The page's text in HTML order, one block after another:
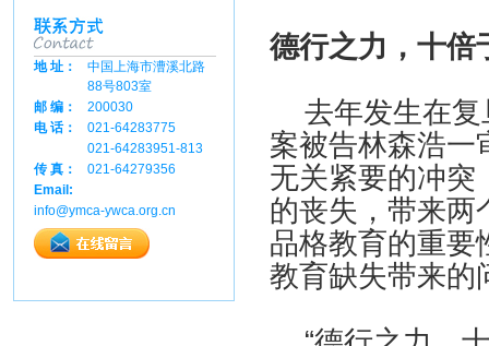
地 址：
中国上海市漕溪北路
88号803室
邮 编：
200030
电 话：
021-64283775
021-64283951-813
传 真：
021-64279356
Email:
info@ymca-ywca.org.cn
德行之力，十倍
去年发生在复
案被告林森浩一
无关紧要的冲突
的丧失，带来两
品格教育的重要
教育缺失带来的